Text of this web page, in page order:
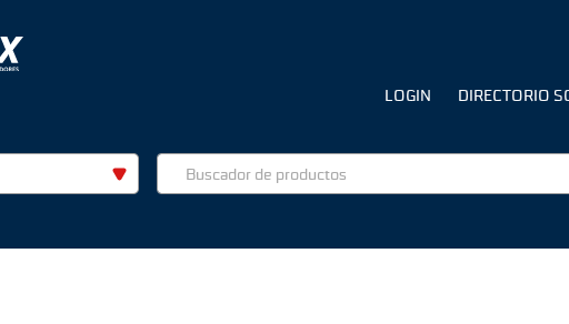
LOGIN DIRECTORIO